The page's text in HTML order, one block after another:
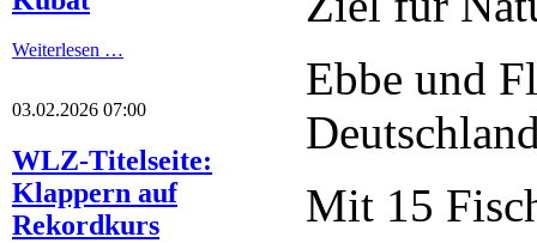
Weiterlesen …
03.02.2026 07:00
WLZ-Titelseite:
Klappern auf
Rekordkurs
Ebbe und
Mit 15